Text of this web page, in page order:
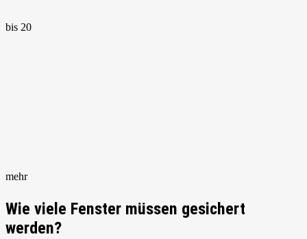
bis 20
mehr
Wie viele Fenster müssen gesichert
werden?